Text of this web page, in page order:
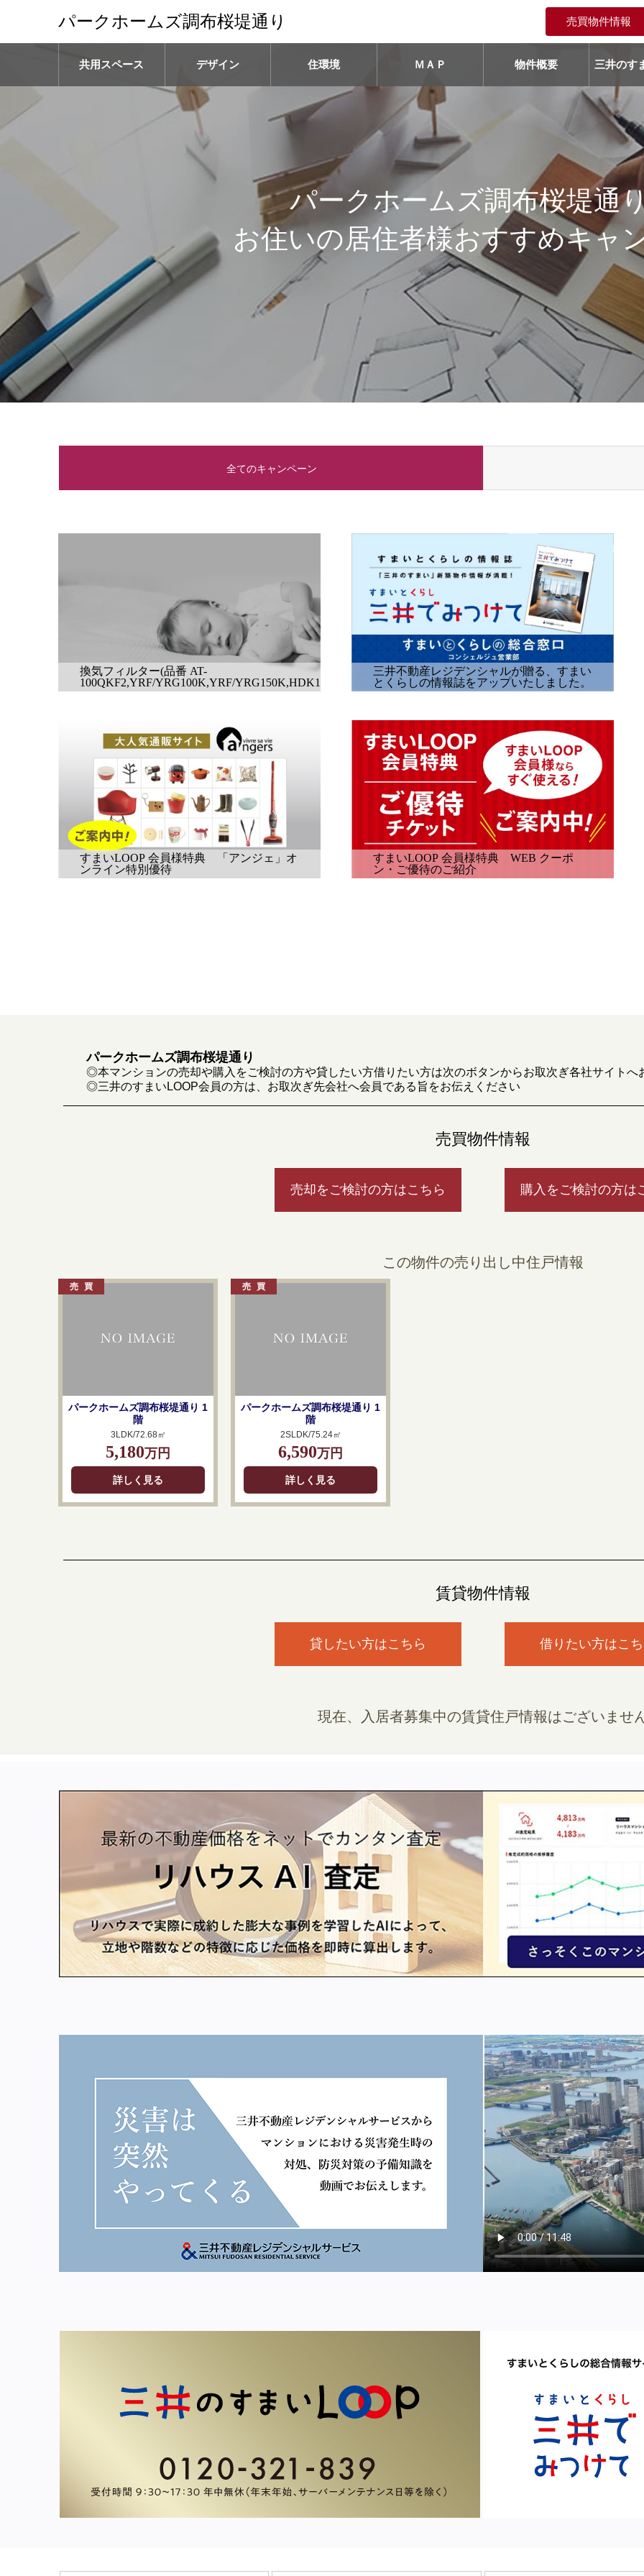
パークホームズ調布桜堤通り 売買物件情報
共用スペース デザイン 住環境 ＭＡＰ 物件概要 三井のす
パークホームズ調布桜堤通
お住いの居住者様おすすめキャ
全てのキャンペーン
換気フィルター(品番 AT-
100QKF2,YRF/YRG100K,YRF/YRG150K,HDK150)
三井不動産レジデンシャルが贈る、すまい
とくらしの情報誌をアップいたしました。
すまいLOOP 会員様特典 「アンジェ」オ
ンライン特別優待
すまいLOOP 会員様特典 WEB クーポ
ン・ご優待のご紹介
パークホームズ調布桜堤通り
◎本マンションの売却や購入をご検討の方や貸したい方借りたい方は次のボタンからお取次ぎ各社サイトへ
◎三井のすまいLOOP会員の方は、お取次ぎ先会社へ会員である旨をお伝えください
売買物件情報
売却をご検討の方はこちら 購入をご検討の方は
この物件の売り出し中住戸情報
パークホームズ調布桜堤通り 1
階
3LDK/72.68㎡
5,180万円
詳しく見る
パークホームズ調布桜堤通り 1
階
2SLDK/75.24㎡
6,590万円
詳しく見る
賃貸物件情報
貸したい方はこちら 借りたい方はこ
現在、入居者募集中の賃貸住戸情報はございませ